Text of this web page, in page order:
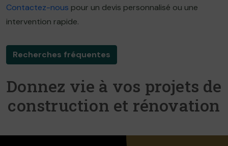
Contactez-nous pour un devis personnalisé ou une
intervention rapide.
Recherches fréquentes
Donnez vie à vos projets de
construction et rénovation